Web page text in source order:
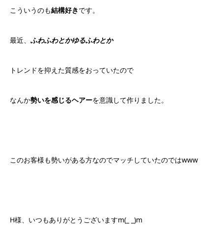
こういうのも結構好きです。
最近、 ふわふわとかゆるふわとか
トレンドを抑えた質感をおっていたので
なんか勢いを感じるヘアーを意識して作りました。
このお客様も勢いがある方なのでマッチしていたのではwww
H様、いつもありがとうございますm(_ _)m